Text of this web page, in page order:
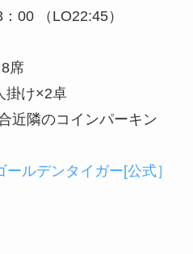
00 （LO22:45）
席
け×2卓
近隣のコインパーキン
ールデンタイガー[公式］